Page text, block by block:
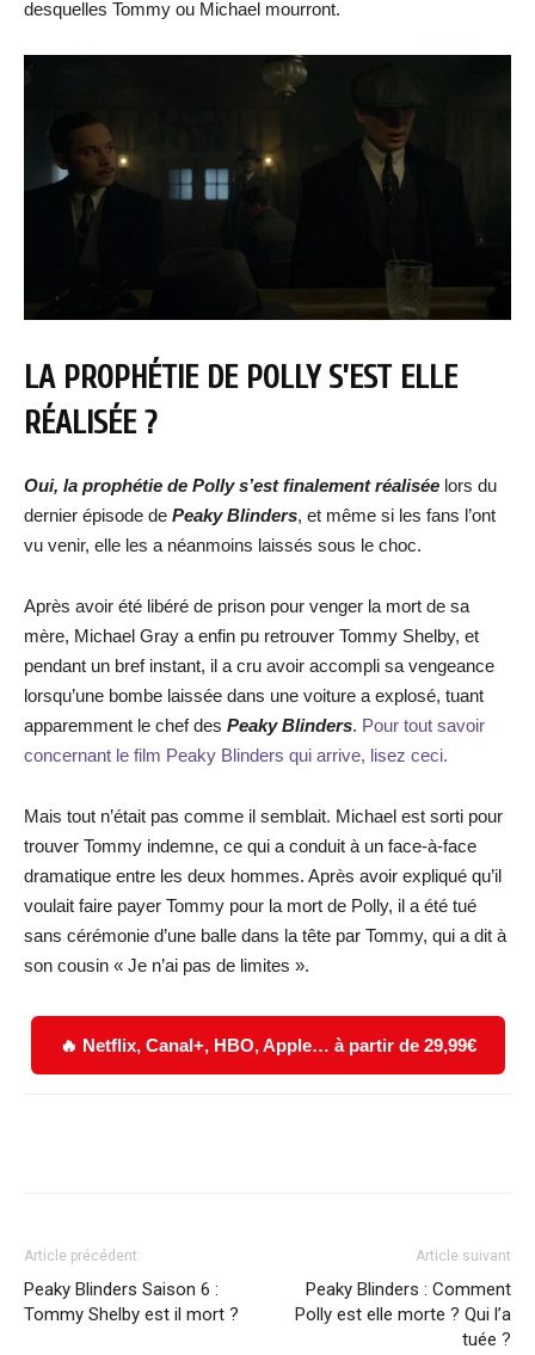
desquelles Tommy ou Michael mourront.
LA PROPHÉTIE DE POLLY S’EST ELLE
RÉALISÉE ?
Oui, la prophétie de Polly s’est finalement réalisée lors du
dernier épisode de Peaky Blinders, et même si les fans l’ont
vu venir, elle les a néanmoins laissés sous le choc.
Après avoir été libéré de prison pour venger la mort de sa
mère, Michael Gray a enfin pu retrouver Tommy Shelby, et
pendant un bref instant, il a cru avoir accompli sa vengeance
lorsqu’une bombe laissée dans une voiture a explosé, tuant
apparemment le chef des Peaky Blinders. Pour tout savoir
concernant le film Peaky Blinders qui arrive, lisez ceci.
Mais tout n’était pas comme il semblait. Michael est sorti pour
trouver Tommy indemne, ce qui a conduit à un face-à-face
dramatique entre les deux hommes. Après avoir expliqué qu’il
voulait faire payer Tommy pour la mort de Polly, il a été tué
sans cérémonie d’une balle dans la tête par Tommy, qui a dit à
son cousin « Je n’ai pas de limites ».
🔥 Netflix, Canal+, HBO, Apple… à partir de 29,99€
Article précédent
Peaky Blinders Saison 6 :
Tommy Shelby est il mort ?
Article suivant
Peaky Blinders : Comment
Polly est elle morte ? Qui l’a
tuée ?